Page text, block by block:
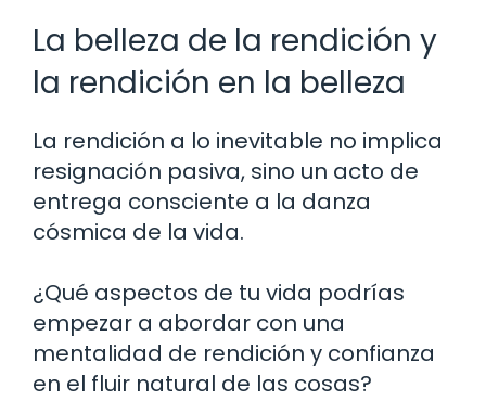
La belleza de la rendición y
la rendición en la belleza
La rendición a lo inevitable no implica
resignación pasiva, sino un acto de
entrega consciente a la danza
cósmica de la vida.
¿Qué aspectos de tu vida podrías
empezar a abordar con una
mentalidad de rendición y confianza
en el fluir natural de las cosas?